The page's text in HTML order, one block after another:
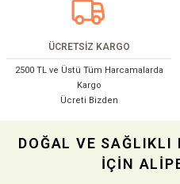
Bu ürüne benzer farklı alternatifler
ÜCRETSİZ KARGO
2500 TL ve Üstü Tüm Harcamalarda
Kargo
Ücreti Bizden
DOĞAL VE SAĞLIKLI
İÇİN